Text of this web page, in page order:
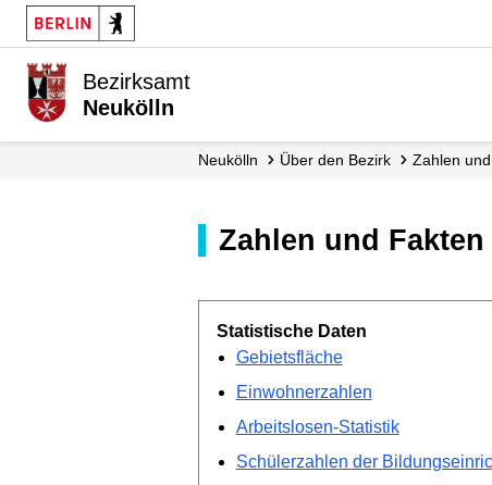
Bezirksamt
Neukölln
Neukölln Über den Bezirk Zahlen
Zahlen und Fakten
Statistische Daten
Gebietsfläche
Einwohnerzahlen
Arbeitslosen-Statistik
Schülerzahlen der